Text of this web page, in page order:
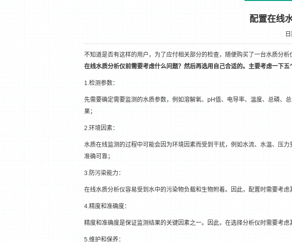
配置在线
不知道是否有这样的用户，为了应付相关部分的检查，随便购买了一台水质分析
在线水质分析仪前需要考虑什么问题？然后再选用自己合适的。主要考虑一下五
1.检测参数：
先需要确定需要监测的水质参数，例如溶解氧、pH值、电导率、温度、总磷、
果；
2.环境因素：
水质在线监测的过程中可能会因为环境因素而受到干扰，例如水流、水温、压
准确可靠；
3.防污染能力：
在线水质分析仪容易受到水中的污染物负载和生物附着。因此，配置时需要考
4.精度和准确度：
精度和准确度是保证监测结果的关键因素之一。因此，在选择分析仪时需要考虑
5.维护和保养：